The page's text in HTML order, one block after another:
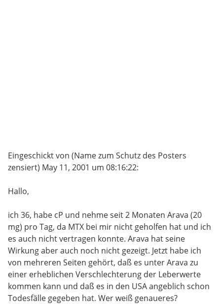
Eingeschickt von (Name zum Schutz des Posters
zensiert) May 11, 2001 um 08:16:22:
Hallo,
ich 36, habe cP und nehme seit 2 Monaten Arava (20
mg) pro Tag, da MTX bei mir nicht geholfen hat und ich
es auch nicht vertragen konnte. Arava hat seine
Wirkung aber auch noch nicht gezeigt. Jetzt habe ich
von mehreren Seiten gehört, daß es unter Arava zu
einer erheblichen Verschlechterung der Leberwerte
kommen kann und daß es in den USA angeblich schon
Todesfälle gegeben hat. Wer weiß genaueres?